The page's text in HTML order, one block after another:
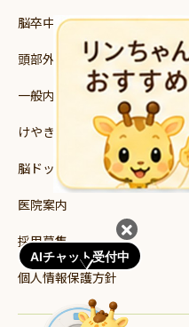
脳卒中
頭部外傷
一般内科
けやき読み書き支援教室
脳ドック・健診
医院案内
採用募集
個人情報保護方針
AIチャット受付中